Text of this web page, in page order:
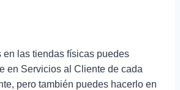
en las tiendas físicas puedes
en Servicios al Cliente de cada
pero también puedes hacerlo en